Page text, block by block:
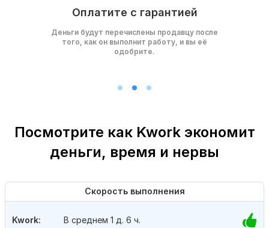
Оплатите с гарантией
Деньги будут перечислены продавцу после
того, как он выполнит работу, и вы её
одобрите.
Посмотрите как Kwork экономит
деньги, время и нервы
Скорость выполнения
Kwork: В среднем 1 д. 6 ч.